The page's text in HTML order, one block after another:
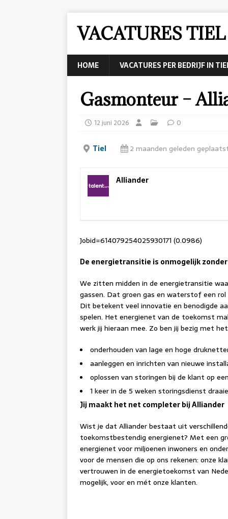
VACATURES TIEL
HOME VACATURES PER BEDRIJF IN
Gasmonteur –
12 juni 2026 0
Tiel 2 maanden geleden
Alliander
Jobid=614079254025930171 (0.0986)
De energietransitie is onmogelijk
We zitten midden in de energietransitie
gassen. Dat groen gas en waterstof een
Dit betekent veel innovatie en benodigde
spelen. Het energienet van de toekomst
werk jij hieraan mee. Zo ben jij bezig met
onderhouden van lage en hoge
aanleggen en inrichten van nieuwe
oplossen van storingen bij de klant op
1 keer in de 5 weken storingsdienst
Jij maakt het net completer bij Alliander
Wist je dat Alliander bestaat uit
toekomstbestendig energienet? Met een
energienet voor miljoenen inwoners en
voor de mensen die op ons rekenen: onze
vertrouwen in de energietoekomst van
mogelijk, voor en mét onze klanten.